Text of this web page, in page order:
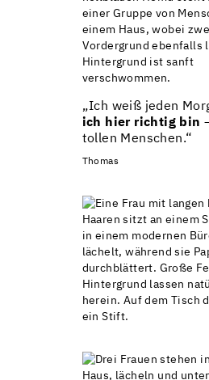
„Ich weiß jeden
ich hier richtig bin
tollen Menschen.“
Thomas